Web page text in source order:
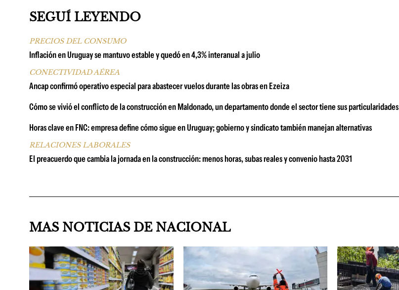
SEGUÍ LEYENDO
PRECIOS DEL CONSUMO
Inflación en Uruguay se mantuvo estable y quedó en 4,3% interanual a julio
CONECTIVIDAD AÉREA
Ancap confirmó operativo especial para abastecer vuelos durante las obras en Ezeiza
Cómo se vivió el conflicto de la construcción en Maldonado, un departamento donde el sector tiene sus particularidades
Horas clave en FNC: empresa define cómo sigue en Uruguay; gobierno y sindicato también manejan alternativas
RELACIONES LABORALES
El preacuerdo que cambia la jornada en la construcción: menos horas, subas reales y convenio hasta 2031
MAS NOTICIAS DE NACIONAL